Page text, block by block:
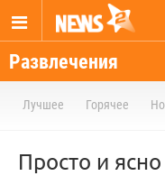
Развлечения
Лучшее Горячее
Просто и ясно